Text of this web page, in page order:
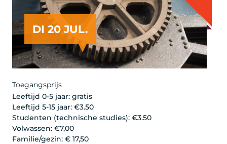
DI 20 JUL.
Toegangsprijs
Leeftijd 0-5 jaar: gratis
Leeftijd 5-15 jaar: €3.50
Studenten (technische studies): €3.50
Volwassen: €7,00
Familie/gezin: € 17,50